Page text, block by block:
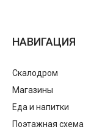
НАВИГАЦИЯ
Скалодром
Магазины
Еда и напитки
Поэтажная схема